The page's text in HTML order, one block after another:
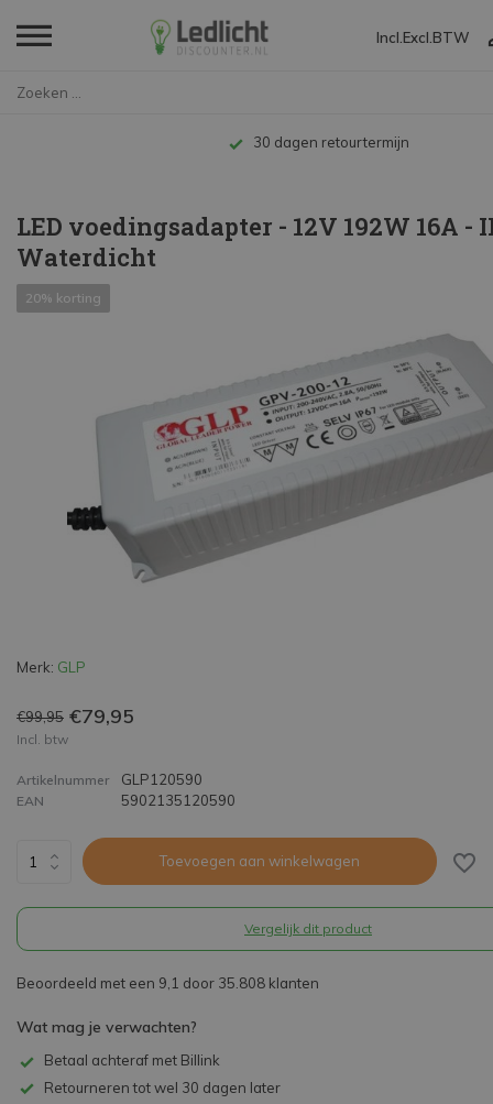
Incl. Excl. BTW
30 dagen retourtermijn
LED voedingsadapter - 12V 192W 16A -
Waterdicht
20% korting
Merk: GLP
€99,95 €79,95
Incl. btw
Artikelnummer GLP120590
EAN 5902135120590
Toevoegen aan winkelwagen
Vergelijk dit product
Beoordeeld met een 9,1 door 35.808 klanten
Wat mag je verwachten?
Betaal achteraf met Billink
Retourneren tot wel 30 dagen later